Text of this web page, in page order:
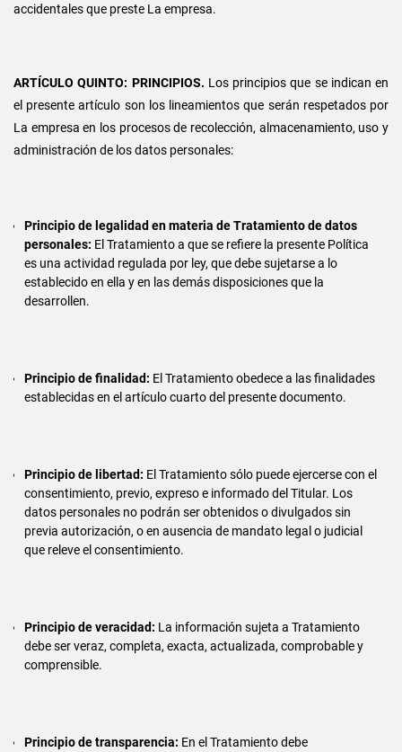
accidentales que preste La empresa.
ARTÍCULO QUINTO: PRINCIPIOS. Los principios que se indican en
el presente artículo son los lineamientos que serán respetados por
La empresa en los procesos de recolección, almacenamiento, uso y
administración de los datos personales:
Principio de legalidad en materia de Tratamiento de datos
personales: El Tratamiento a que se refiere la presente Política
es una actividad regulada por ley, que debe sujetarse a lo
establecido en ella y en las demás disposiciones que la
desarrollen.
Principio de finalidad: El Tratamiento obedece a las finalidades
establecidas en el artículo cuarto del presente documento.
Principio de libertad: El Tratamiento sólo puede ejercerse con el
consentimiento, previo, expreso e informado del Titular. Los
datos personales no podrán ser obtenidos o divulgados sin
previa autorización, o en ausencia de mandato legal o judicial
que releve el consentimiento.
Principio de veracidad: La información sujeta a Tratamiento
debe ser veraz, completa, exacta, actualizada, comprobable y
comprensible.
Principio de transparencia: En el Tratamiento debe